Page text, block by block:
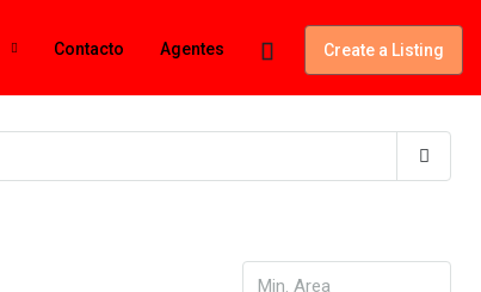
Contacto Agentes Create a Listing